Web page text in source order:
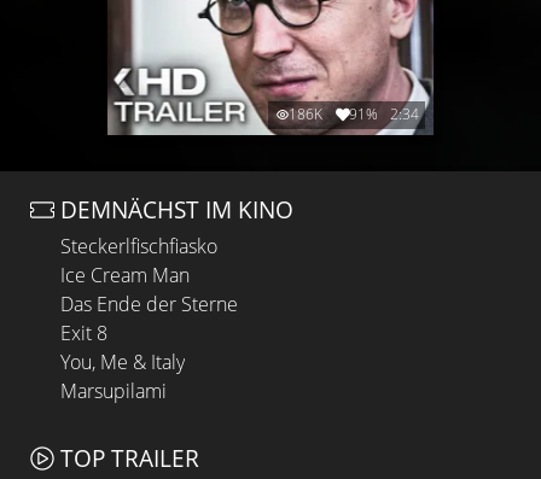
186K 91% 2:34
DEMNÄCHST IM KINO
Steckerlfischfiasko
Ice Cream Man
Das Ende der Sterne
Exit 8
You, Me & Italy
Marsupilami
TOP TRAILER